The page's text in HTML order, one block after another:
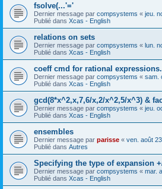
fsolve(...'='
Dernier message par compsystems « jeu.
Publié dans Xcas - English
relations on sets
Dernier message par compsystems « lun.
Publié dans Xcas - English
coeff cmd for rational expressions.
Dernier message par compsystems « sam.
Publié dans Xcas - English
gcd(8*x^2,x,7,6/x,2/x^2,5/x^3) &
Dernier message par compsystems « jeu.
Publié dans Xcas - English
ensembles
Dernier message par parisse « ven. août
Publié dans Autres
Specifying the type of expansion
Dernier message par compsystems « mar.
Publié dans Xcas - English